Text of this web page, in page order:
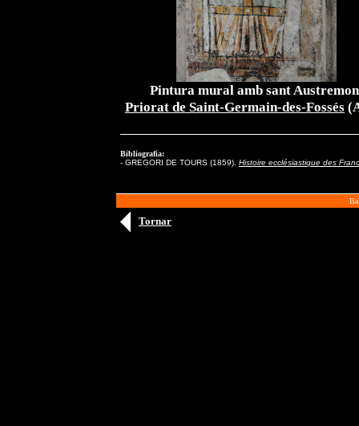
Pintura mural amb sant
Priorat de Saint-Germain-des-Fossés
Bibliografia:
- GREGORI DE TOURS (1859). Histoire ecclésiastique des
Tornar